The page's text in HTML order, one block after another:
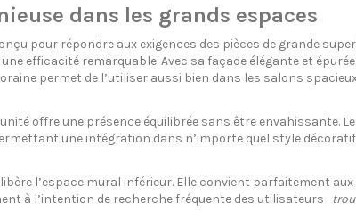
dans les grands espaces
pour répondre aux exigences des pièces de grande
efficacité remarquable. Avec sa façade élégante et
permet de l’utiliser aussi bien dans les salons
offre une présence équilibrée sans être envahissante.
une intégration dans n’importe quel style
l’espace mural inférieur. Elle convient parfaitement
à l’intention de recherche fréquente des utilisateurs :